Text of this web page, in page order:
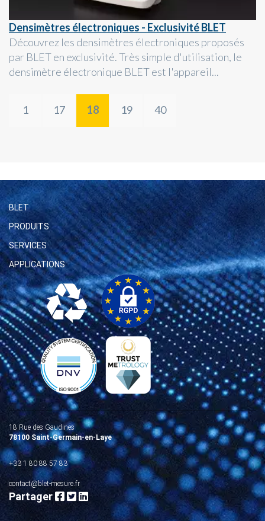
Densimètres électroniques - Exclusivité BLET
Découvrez les densimètres électroniques proposés
par BLET en exclusivité. Très simple d'utilisation, le
densimètre électronique BLET est l'appareil...
1 17 18 19 40
BLET
PRODUITS
SERVICES
APPLICATIONS
18 Rue des Gaudines
78100 Saint-Germain-en-Laye
+33 1 80 88 57 83
contact@blet-mesure.fr
Partager